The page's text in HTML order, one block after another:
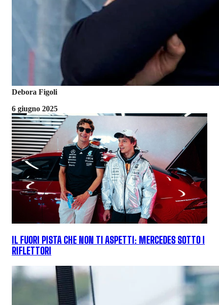
Debora Figoli
6 giugno 2025
IL FUORI PISTA CHE NON TI ASPETTI: MERCEDES SOTTO I
RIFLETTORI